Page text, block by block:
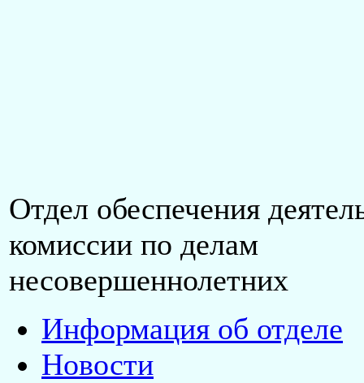
Отдел обеспечения
комиссии по делам
несовершеннолетних
Информация об отделе
Новости